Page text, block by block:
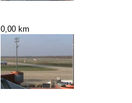
0,00 km